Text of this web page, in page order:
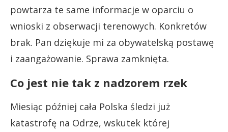
powtarza te same informacje w oparciu o
wnioski z obserwacji terenowych. Konkretów
brak. Pan dziękuje mi za obywatelską postawę
i zaangażowanie. Sprawa zamknięta.
Co jest nie tak z nadzorem rzek
Miesiąc później cała Polska śledzi już
katastrofę na Odrze, wskutek której